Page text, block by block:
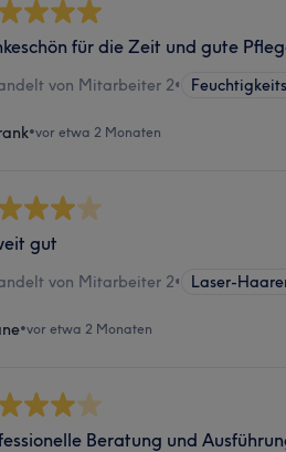
für die Zeit und gute
von Mitarbeiter 2•
•vor etwa 2 Monaten
gut
von Mitarbeiter 2• Laser-
•vor etwa 2 Monaten
Beratung und